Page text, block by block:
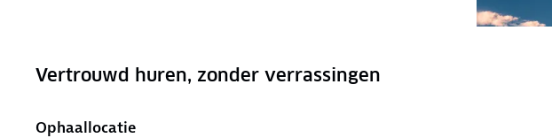
Vertrouwd huren, zonder verrassingen
Ophaallocatie